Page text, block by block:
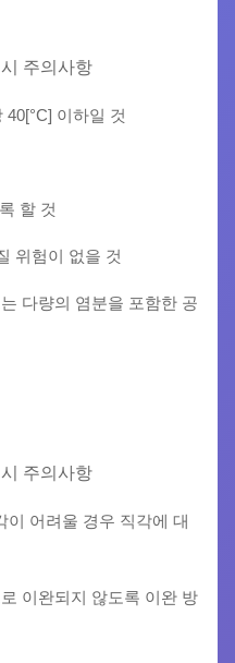
주의사항
이하일 것
할 것
위험이 없을 것
다량의 염분을 포함한 공
주의사항
이 어려울 경우 직각에 대
이완되지 않도록 이완 방